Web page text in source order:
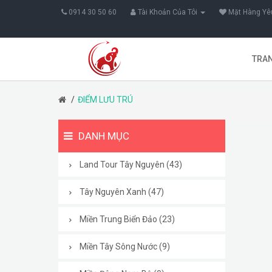
0914 30 50 60 Tài Khoản Của Tôi Mặt Hàng
ĐIỂM LƯU TRÚ
DANH MỤC
Land Tour Tây Nguyên (43)
Tây Nguyên Xanh (47)
Miền Trung Biển Đảo (23)
Miền Tây Sông Nước (9)